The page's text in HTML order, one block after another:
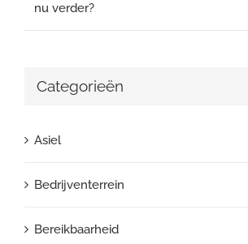
nu verder?
Categorieën
Asiel
Bedrijventerrein
Bereikbaarheid